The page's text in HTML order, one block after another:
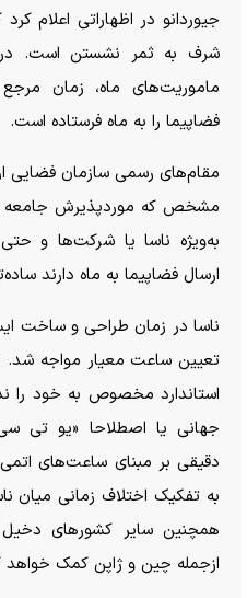
جیوردانو در اظهاراتی اعلام
شرف به ثمر نشستن است. در
ماموریت‌های ماه، زمان
فضاپیما را به ماه فرستاده است.
مقام‌های رسمی سازمان فضایی
مشخص که موردپذیرش جامعه
به‌ویژه ناسا یا شرکت‌ها
ارسال فضاپیما به ماه دارند
ناسا در زمان طراحی و ساخت
تعیین ساعت معیار مواجه شد.
استاندارد مخصوص به خود را
جهانی یا اصطلاحا «یو تی
دقیقی بر مبنای ساعت‌های
به تفکیک اختلاف زمانی میان
همچنین سایر کشور‌های دخیل
ازجمله چین و ژاپن کمک خواهد